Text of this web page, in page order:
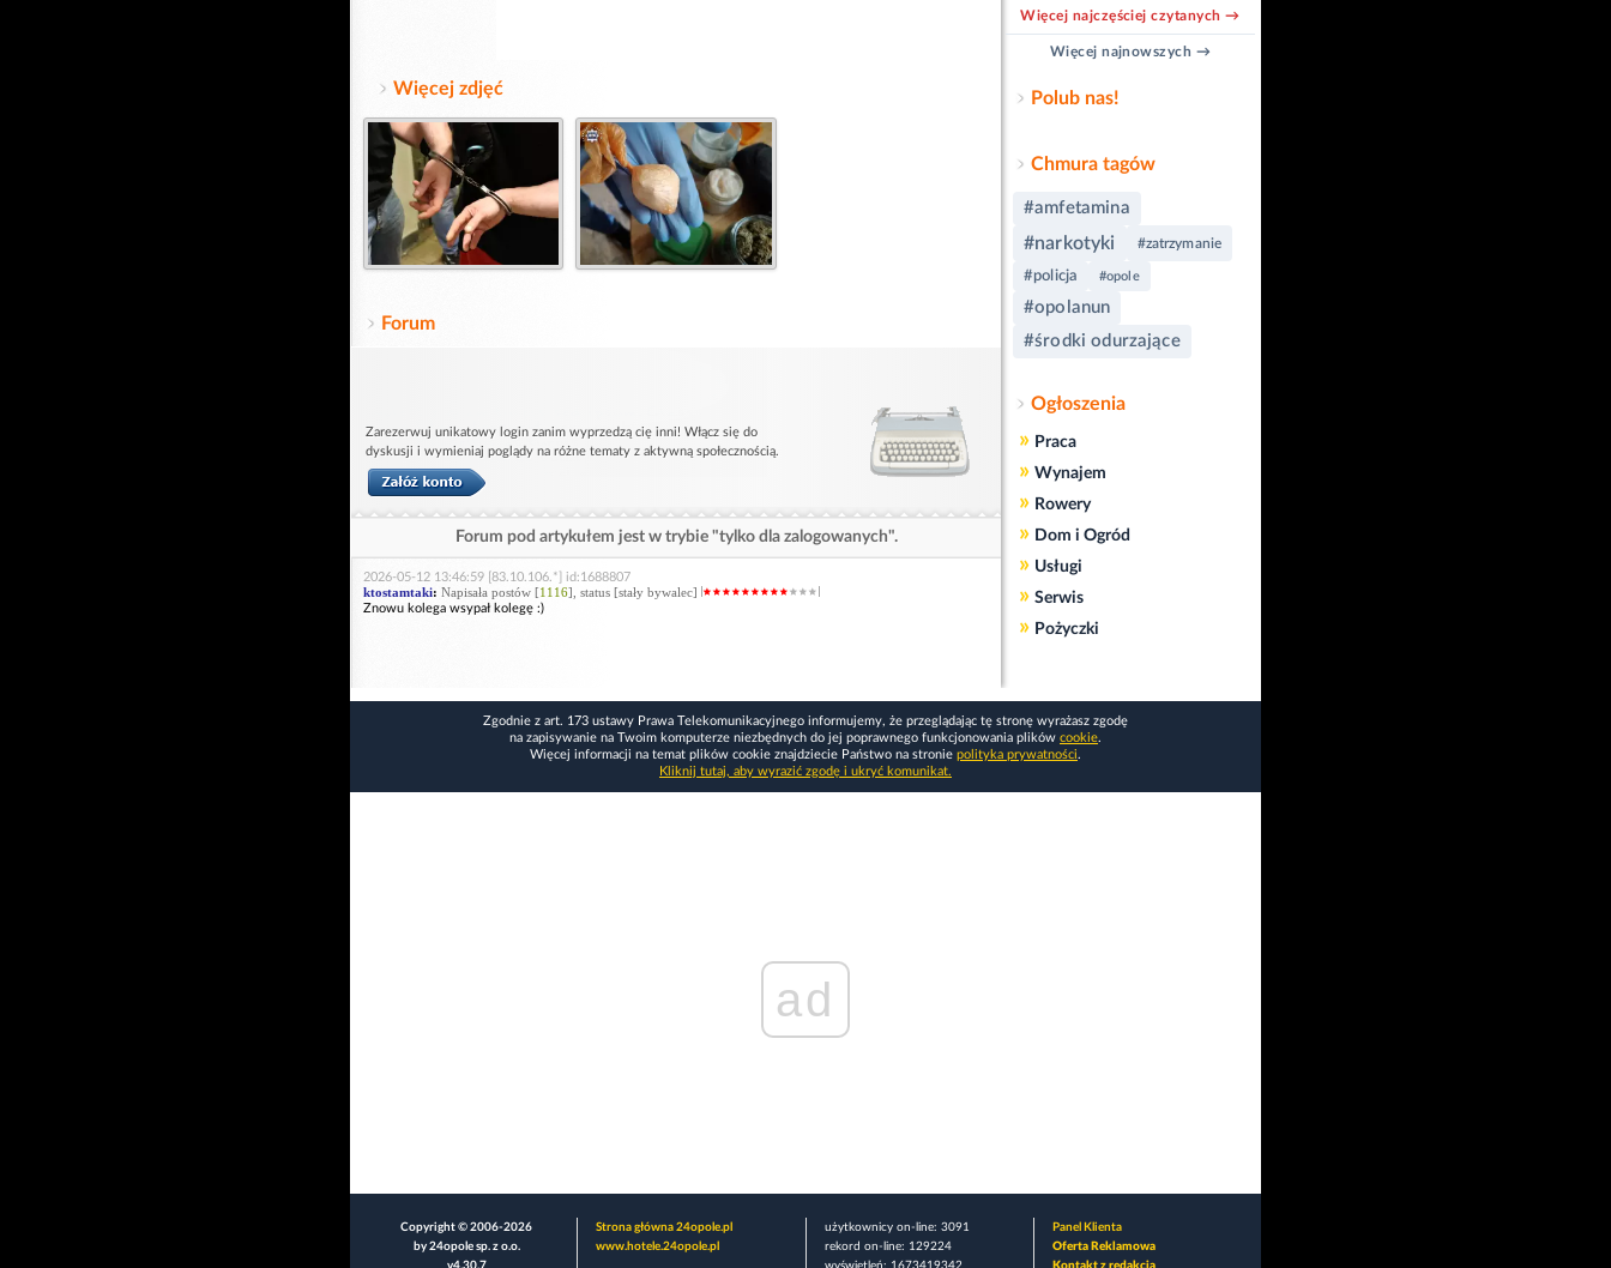
Więcej zdjęć
Forum
Zarezerwuj unikatowy login zanim wyprzedzą cię inni! Włącz się do
dyskusji i wymieniaj poglądy na różne tematy z aktywną społecznością.
Forum pod artykułem jest w trybie "tylko dla zalogowanych".
2026-05-12 13:46:59 [83.10.106.*] id:1688807
ktostamtaki: Napisała postów [1116], status [stały bywalec]
Znowu kolega wsypał kolegę :)
Więcej najczęściej czytanych →
Więcej najnowszych →
Polub nas!
Chmura tagów
#amfetamina
#narkotyki #zatrzymanie
#policja #opole
#opolanun
#środki odurzające
Ogłoszenia
» Praca
» Wynajem
» Rowery
» Dom i Ogród
» Usługi
» Serwis
» Pożyczki
Zgodnie z art. 173 ustawy Prawa Telekomunikacyjnego informujemy, że przeglądając tę stronę wyrażasz zgodę
na zapisywanie na Twoim komputerze niezbędnych do jej poprawnego funkcjonowania plików cookie.
Więcej informacji na temat plików cookie znajdziecie Państwo na stronie polityka prywatności.
Kliknij tutaj, aby wyrazić zgodę i ukryć komunikat.
ad
Copyright © 2006-2026
by 24opole sp. z o.o.
Strona główna 24opole.pl
www.hotele.24opole.pl
użytkownicy on-line: 3091
rekord on-line: 129224
Panel Klienta
Oferta Reklamowa